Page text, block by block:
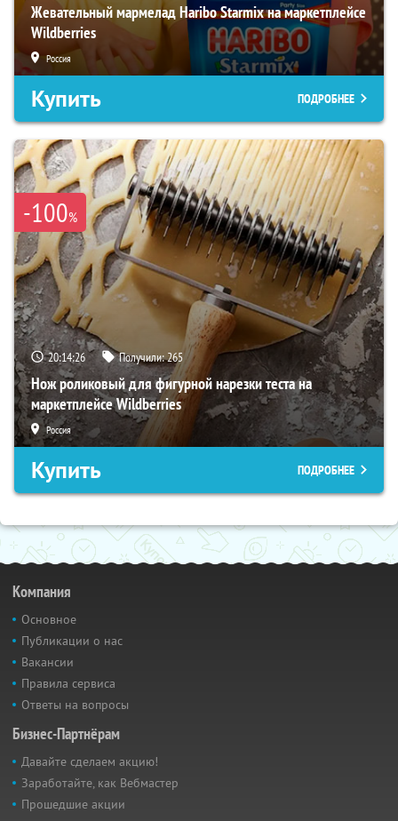
Жевательный мармелад Haribo Starmix на маркетплейсе
Wildberries
Россия
Купить ПОДРОБНЕЕ
-100%
20:14:25 Получили:265
Нож роликовый для фигурной нарезки теста на
маркетплейсе Wildberries
Россия
Купить ПОДРОБНЕЕ
Компания
Основное
Публикации о нас
Вакансии
Правила сервиса
Ответы на вопросы
Бизнес-Партнёрам
Давайте сделаем акцию!
Заработайте, как Вебмастер
Прошедшие акции